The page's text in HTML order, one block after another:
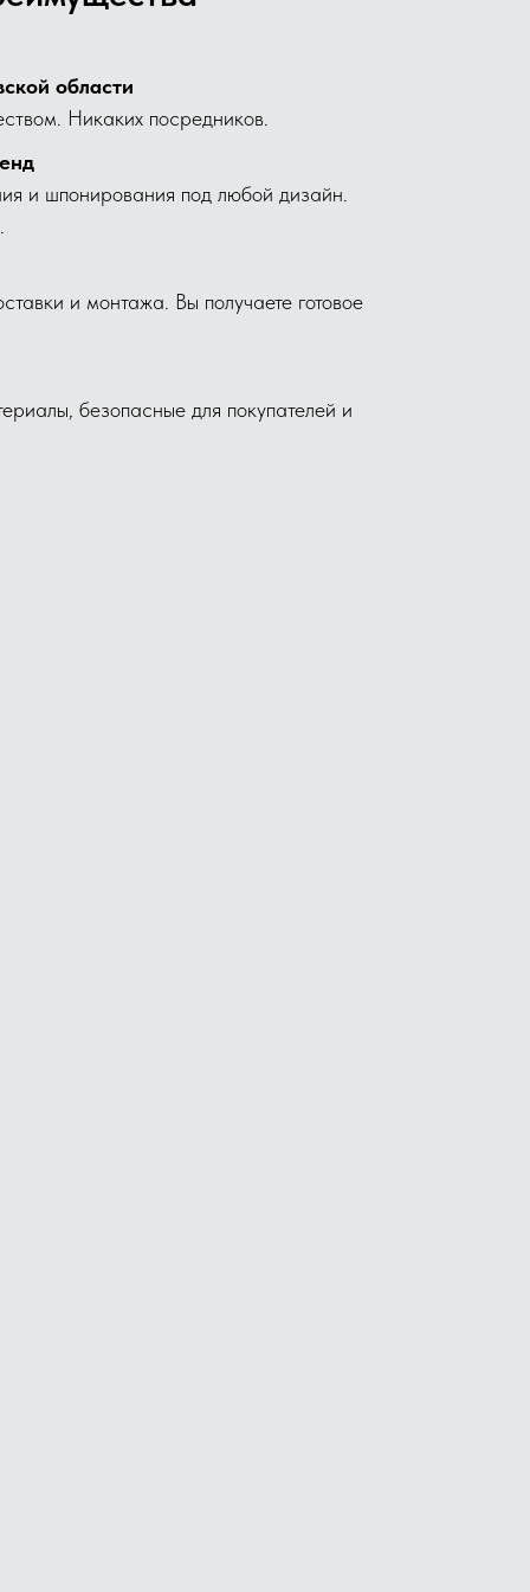
области
Никаких посредников.
и шпонирования под любой дизайн.
и монтажа. Вы получаете готовое
безопасные для покупателей и